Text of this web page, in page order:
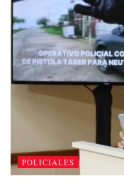
POLICIALES